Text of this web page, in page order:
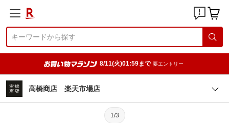
8/11(火)01:59まで 要エントリー
高橋商店 楽天市場店
1/3